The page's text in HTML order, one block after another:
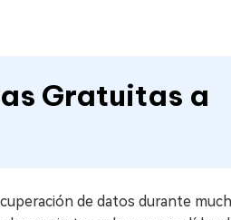
Gratuitas a
de datos durante